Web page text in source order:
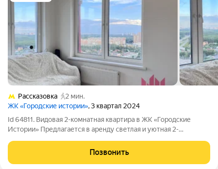
Рассказовка
2 мин.
ЖК «Городские истории», 3 квартал 2024
Id 64811. Видовая 2-комнатная квартира в ЖК «Городские
Истории» Предлагается в аренду светлая и уютная 2-
Главное преимущество квартиры большие окна и
потрясающий вид, который делает
Позвонить